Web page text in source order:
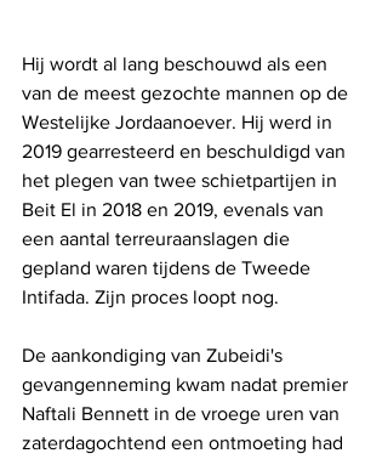
Hij wordt al lang beschouwd als een
van de meest gezochte mannen op de
Westelijke Jordaanoever. Hij werd in
2019 gearresteerd en beschuldigd van
het plegen van twee schietpartijen in
Beit El in 2018 en 2019, evenals van
een aantal terreuraanslagen die
gepland waren tijdens de Tweede
Intifada. Zijn proces loopt nog.
De aankondiging van Zubeidi's
gevangenneming kwam nadat premier
Naftali Bennett in de vroege uren van
zaterdagochtend een ontmoeting had